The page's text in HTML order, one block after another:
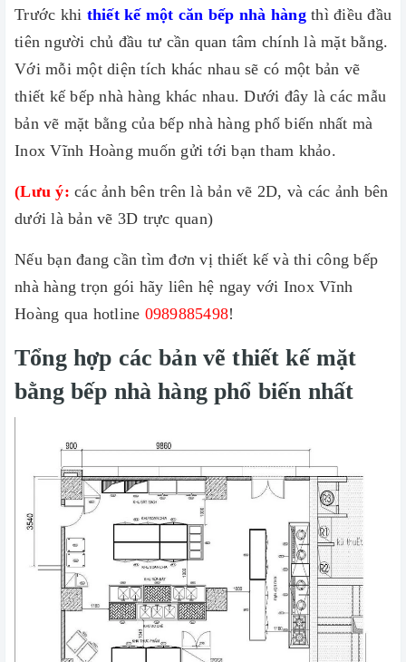
Trước khi thiết kế một căn bếp nhà hàngthì điều đầu
tiên người chủ đầu tư cần quan tâm chính là mặt bằng.
Với mỗi một diện tích khác nhau sẽ có một bản vẽ
thiết kế bếp nhà hàng khác nhau. Dưới đây là các mẫu
bản vẽ mặt bằng của bếp nhà hàng phổ biến nhất mà
Inox Vĩnh Hoàng muốn gửi tới bạn tham khảo.
(Lưu ý: các ảnh bên trên là bản vẽ 2D, và các ảnh bên
dưới là bản vẽ 3D trực quan)
Nếu bạn đang cần tìm đơn vị thiết kế và thi công bếp
nhà hàng trọn gói hãy liên hệ ngay với Inox Vĩnh
Hoàng qua hotline 0989885498!
Tổng hợp các bản vẽ thiết kế mặt
bằng bếp nhà hàng phổ biến nhất